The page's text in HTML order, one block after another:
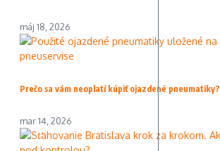
máj 18, 2026
Prečo sa vám neoplatí kúpiť ojazdené pneumatiky?
mar 14, 2026